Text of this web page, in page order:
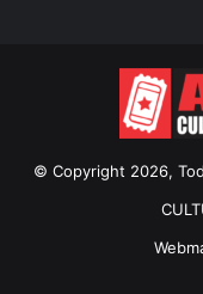
© Copyright 2026,